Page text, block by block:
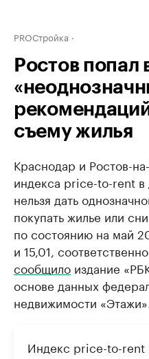
PROСтройка
Ростов попал
съему жилья
Краснодар и Ростов-
индекса price-to-rent в
нельзя дать
покупать жилье или
по состоянию на май
и 15,01,
сообщило издание
основе данных
недвижимости «Этажи».
Индекс price-to-